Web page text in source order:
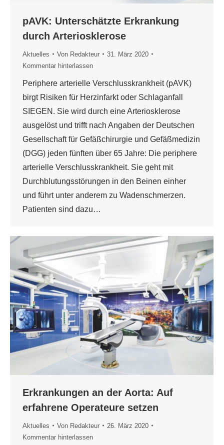
pAVK: Unterschätzte Erkrankung
durch Arteriosklerose
Aktuelles Von Redakteur
31. März 2020
Kommentar hinterlassen
Periphere arterielle Verschlusskrankheit (pAVK)
birgt Risiken für Herzinfarkt oder Schlaganfall
SIEGEN. Sie wird durch eine Arteriosklerose
ausgelöst und trifft nach Angaben der Deutschen
Gesellschaft für Gefäßchirurgie und Gefäßmedizin
(DGG) jeden fünften über 65 Jahre: Die periphere
arterielle Verschlusskrankheit. Sie geht mit
Durchblutungsstörungen in den Beinen einher
und führt unter anderem zu Wadenschmerzen.
Patienten sind dazu…
Erkrankungen an der Aorta: Auf
erfahrene Operateure setzen
Aktuelles Von Redakteur
26. März 2020
Kommentar hinterlassen